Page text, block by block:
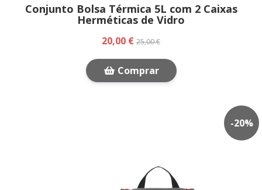
Conjunto Bolsa Térmica 5L com 2 Caixas
Herméticas de Vidro
20,00 € 25,00 €
Comprar
-20%